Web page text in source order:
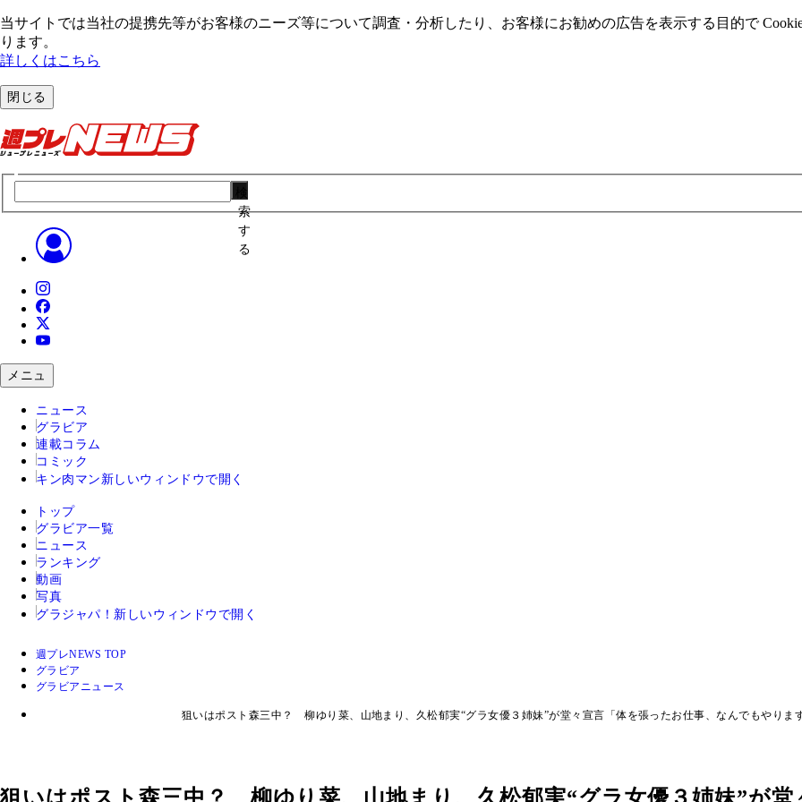
当サイトでは当社の提携先等がお客様のニーズ等について調査・分析したり、お客様にお勧めの広告を表⽰する⽬的で
ります。
詳しくはこちら
閉じる
索
す
る
メニュ
ニュース
グラビア
連載コラム
コミック
キン肉マン 新しいウィンドウで開く
トップ
グラビア一覧
ニュース
ランキング
動画
写真
グラジャパ！ 新しいウィンドウで開く
週プレNEWS TOP
グラビア
グラビアニュース
狙いはポスト森三中？ 柳ゆり菜、山地まり、久松郁実“グラ女優３姉妹”が堂々宣言「体を張ったお仕事、なんでもやります
狙いはポスト森三中？ 柳ゆり菜、山地まり、久松郁実“グラ女優３姉妹”が堂